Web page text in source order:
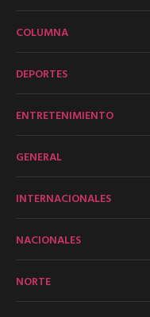
COLUMNA
DEPORTES
ENTRETENIMIENTO
GENERAL
INTERNACIONALES
NACIONALES
NORTE